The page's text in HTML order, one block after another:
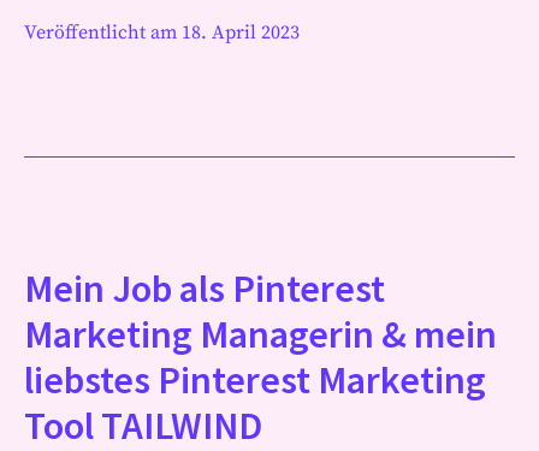
Veröffentlicht am 18. April 2023
Mein Job als Pinterest
Marketing Managerin & mein
liebstes Pinterest Marketing
Tool TAILWIND